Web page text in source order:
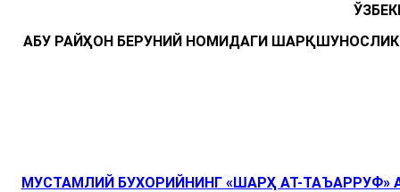
АБУ РАЙҲОН БЕРУНИЙ НОМИДАГИ ШАРҚШУНОСЛИК
МУСТАМЛИЙ БУХОРИЙНИНГ «ШАРҲ АТ-ТАЪАРРУФ»